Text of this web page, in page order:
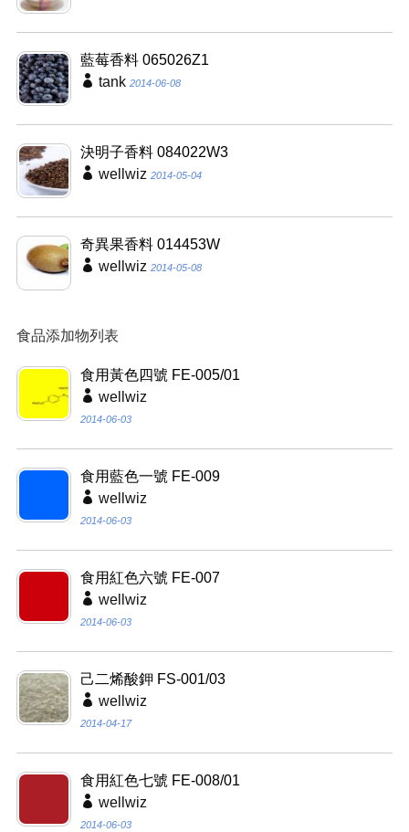
藍莓香料 065026Z1
tank 2014-06-08
決明子香料 084022W3
wellwiz 2014-05-04
奇異果香料 014453W
wellwiz 2014-05-08
食品添加物列表
食用黃色四號 FE-005/01
wellwiz
2014-06-03
食用藍色一號 FE-009
wellwiz
2014-06-03
食用紅色六號 FE-007
wellwiz
2014-06-03
己二烯酸鉀 FS-001/03
wellwiz
2014-04-17
食用紅色七號 FE-008/01
wellwiz
2014-06-03